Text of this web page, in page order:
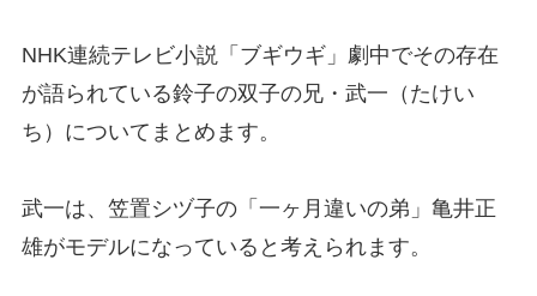
NHK連続テレビ小説「ブギウギ」劇中でその存在
が語られている鈴子の双子の兄・武一（たけい
ち）についてまとめます。
武一は、笠置シヅ子の「一ヶ月違いの弟」亀井正
雄がモデルになっていると考えられます。